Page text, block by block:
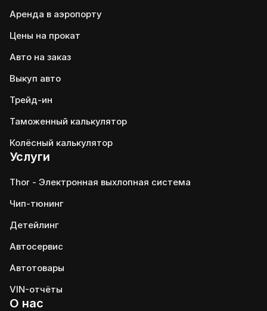
Аренда в аэропорту
Цены на прокат
Авто на заказ
Выкуп авто
Трейд-ин
Таможенный калькулятор
Колёсный калькулятор
Услуги
Thor - Электронная выхлопная система
Чип-тюнинг
Детейлинг
Автосервис
Автотовары
VIN-отчёты
О нас